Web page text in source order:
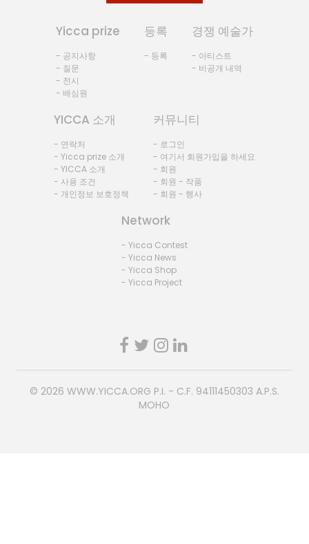
Yicca prize
- 공지사항
- 질문
- 전시
- 배심원
등록
- 등록
경쟁 예술가
- 아티스트
- 비공개 내역
YICCA 소개
- 연락처
- Yicca prize 소개
- YICCA 소개
- 사용 조건
- 개인정보 보호정책
커뮤니티
- 로그인
- 여기서 회원가입을 하세요
- 회원
- 회원 - 작품
- 회원 - 행사
Network
- Yicca Contest
- Yicca News
- Yicca Shop
- Yicca Project
© 2026 WWW.YICCA.ORG P.I. - C.F. 94111450303 A.P.S.
MOHO